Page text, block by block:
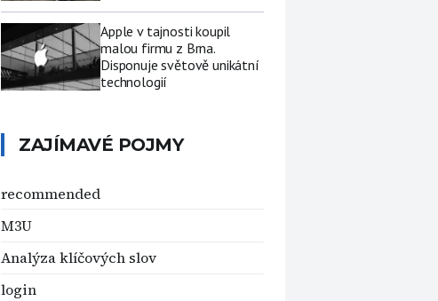
Apple v tajnosti koupil
malou firmu z Brna.
Disponuje světově unikátní
technologií
ZAJÍMAVÉ POJMY
recommended
M3U
Analýza klíčových slov
login